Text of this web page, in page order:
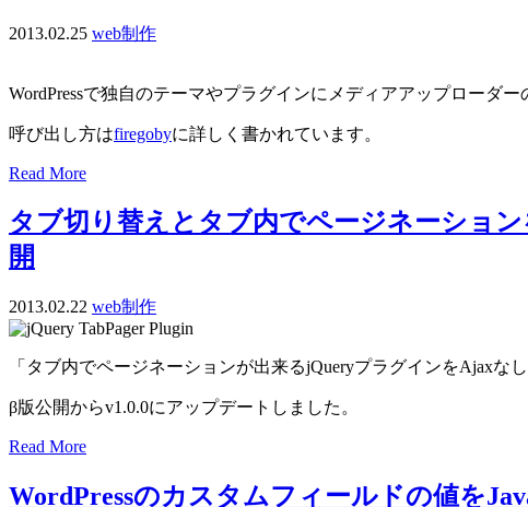
2013.02.25 web制作
WordPressで独自のテーマやプラグインにメディアアップローダ
呼び出し方はfiregobyに詳しく書かれています。
Read More
タブ切り替えとタブ内でページネーショ
開
2013.02.22 web制作
「タブ内でページネーションが出来るjQueryプラグインをAjaxな
β版公開からv1.0.0にアップデートしました。
Read More
WordPressのカスタムフィールドの値を